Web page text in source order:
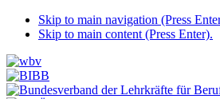
Skip to main navigation (Press
Skip to main content (Press Enter).